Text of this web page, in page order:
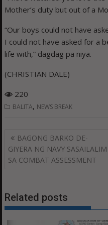
Mother’s duty but out of a
“Our boys could not have
I could not have asked for a
life with,” dagdag pa niya.
(CHRISTIAN DALE)
220
BALITA, NEWS BREAK
Post
navigation
BAGONG BARKO DE-
GIYERA NG NAVY SASAILALIM
SA COMBAT ASSESSMENT
Related posts